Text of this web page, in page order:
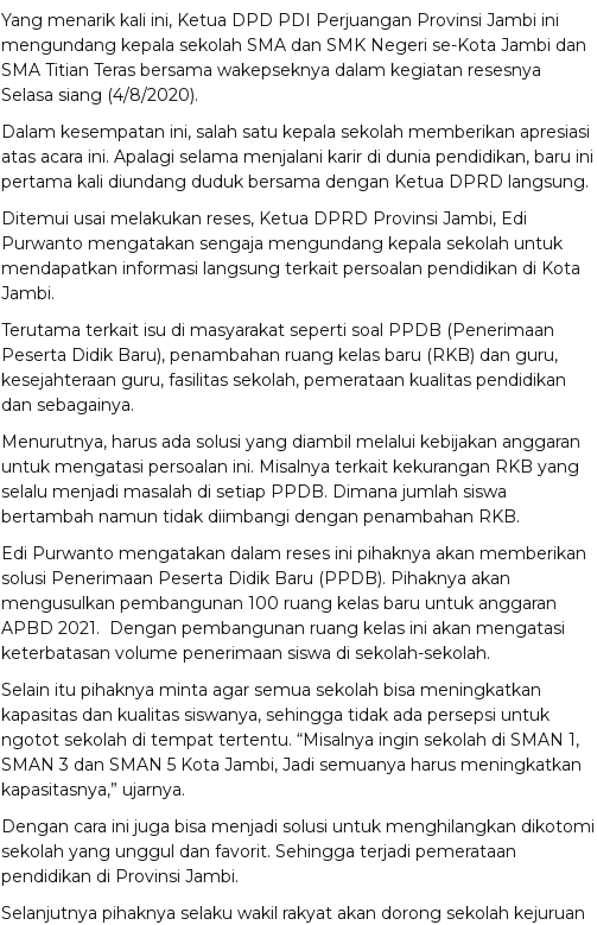
Yang menarik kali ini, Ketua DPD PDI Perjuangan Provinsi Jambi ini
mengundang kepala sekolah SMA dan SMK Negeri se-Kota Jambi dan
SMA Titian Teras bersama wakepseknya dalam kegiatan resesnya
Selasa siang (4/8/2020).
Dalam kesempatan ini, salah satu kepala sekolah memberikan apresiasi
atas acara ini. Apalagi selama menjalani karir di dunia pendidikan, baru ini
pertama kali diundang duduk bersama dengan Ketua DPRD langsung.
Ditemui usai melakukan reses, Ketua DPRD Provinsi Jambi, Edi
Purwanto mengatakan sengaja mengundang kepala sekolah untuk
mendapatkan informasi langsung terkait persoalan pendidikan di Kota
Jambi.
Terutama terkait isu di masyarakat seperti soal PPDB (Penerimaan
Peserta Didik Baru), penambahan ruang kelas baru (RKB) dan guru,
kesejahteraan guru, fasilitas sekolah, pemerataan kualitas pendidikan
dan sebagainya.
Menurutnya, harus ada solusi yang diambil melalui kebijakan anggaran
untuk mengatasi persoalan ini. Misalnya terkait kekurangan RKB yang
selalu menjadi masalah di setiap PPDB. Dimana jumlah siswa
bertambah namun tidak diimbangi dengan penambahan RKB.
Edi Purwanto mengatakan dalam reses ini pihaknya akan memberikan
solusi Penerimaan Peserta Didik Baru (PPDB). Pihaknya akan
mengusulkan pembangunan 100 ruang kelas baru untuk anggaran
APBD 2021. Dengan pembangunan ruang kelas ini akan mengatasi
keterbatasan volume penerimaan siswa di sekolah-sekolah.
Selain itu pihaknya minta agar semua sekolah bisa meningkatkan
kapasitas dan kualitas siswanya, sehingga tidak ada persepsi untuk
ngotot sekolah di tempat tertentu. “Misalnya ingin sekolah di SMAN 1,
SMAN 3 dan SMAN 5 Kota Jambi, Jadi semuanya harus meningkatkan
kapasitasnya,” ujarnya.
Dengan cara ini juga bisa menjadi solusi untuk menghilangkan dikotomi
sekolah yang unggul dan favorit. Sehingga terjadi pemerataan
pendidikan di Provinsi Jambi.
Selanjutnya pihaknya selaku wakil rakyat akan dorong sekolah kejuruan